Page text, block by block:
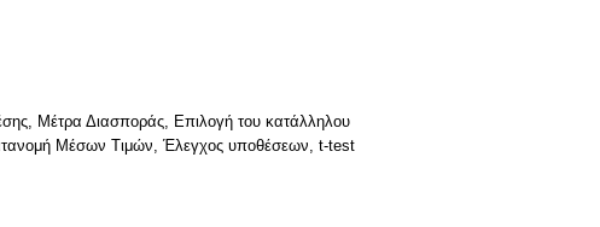
Μέτρα Διασποράς, Επιλογή του κατάλληλου
Μέσων Τιμών, Έλεγχος υποθέσεων, t-test